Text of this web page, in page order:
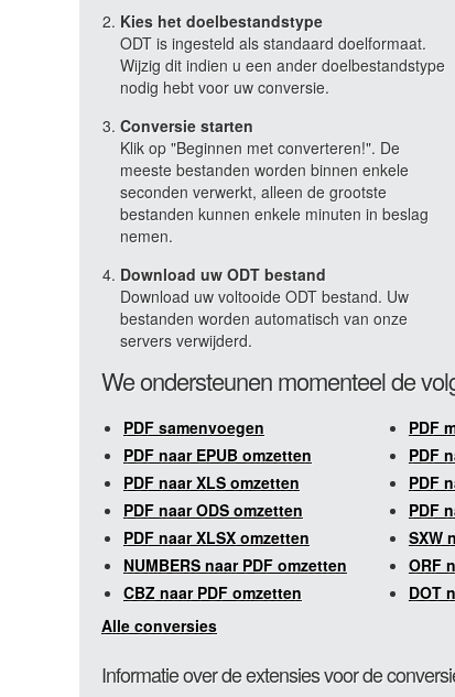
Kies het doelbestandstype
ODT is ingesteld als standaard doelformaat.
Wijzig dit indien u een ander doelbestandstype
nodig hebt voor uw conversie.
Conversie starten
Klik op "Beginnen met converteren!". De
meeste bestanden worden binnen enkele
seconden verwerkt, alleen de grootste
bestanden kunnen enkele minuten in beslag
nemen.
Download uw ODT bestand
Download uw voltooide ODT bestand. Uw
bestanden worden automatisch van onze
servers verwijderd.
We ondersteunen momenteel de
PDF samenvoegen PDF
PDF naar EPUB omzetten
PDF
PDF naar XLS omzetten
PDF
PDF naar ODS omzetten
PDF
PDF naar XLSX omzetten
SXW
NUMBERS naar PDF omzetten
ORF
CBZ naar PDF omzetten
DOT
Alle conversies
Informatie over de extensies voor de